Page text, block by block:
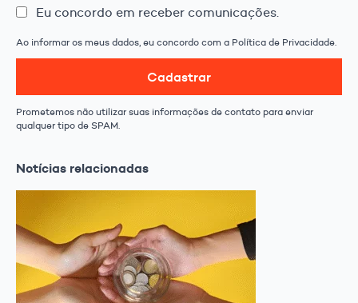
Eu concordo em receber comunicações.
Ao informar os meus dados, eu concordo com a Política de Privacidade.
Cadastrar
Prometemos não utilizar suas informações de contato para enviar
qualquer tipo de SPAM.
Notícias relacionadas